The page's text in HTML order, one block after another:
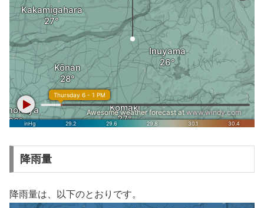
降雨量
降雨量は、以下のとおりです。